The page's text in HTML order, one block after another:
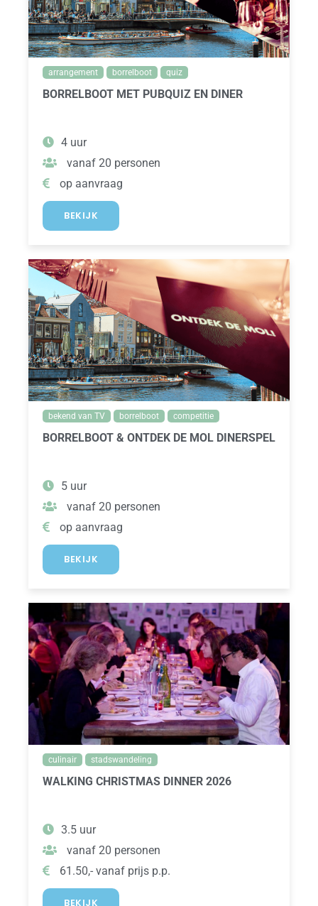
arrangement borrelboot quiz
BORRELBOOT MET PUBQUIZ EN DINER
4 uur
vanaf 20 personen
op aanvraag
BEKIJK
bekend van TV borrelboot competitie
BORRELBOOT & ONTDEK DE MOL DINERSPEL
5 uur
vanaf 20 personen
op aanvraag
BEKIJK
culinair stadswandeling
WALKING CHRISTMAS DINNER 2026
3.5 uur
vanaf 20 personen
61.50,- vanaf prijs p.p.
BEKIJK